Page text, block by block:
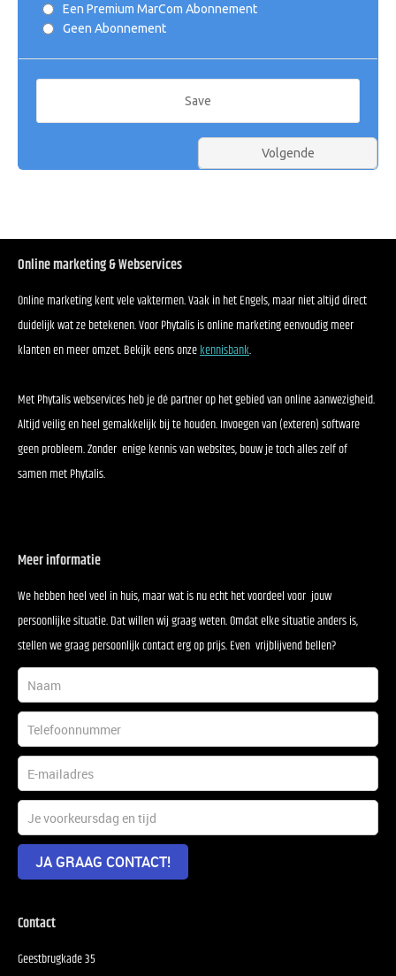
Online marketing & Webservices
Online marketing kent vele vaktermen. Vaak in het Engels, maar niet altijd direct
duidelijk wat ze betekenen. Voor Phytalis is online marketing eenvoudig meer
klanten en meer omzet. Bekijk eens onzekennisbank.
Met Phytalis webservices heb je dé partner op het gebied van online aanwezigheid.
Altijd veilig en heel gemakkelijk bij te houden. Invoegen van (exteren) software
geen probleem. Zonder enige kennis van websites, bouw je toch alles zelf of
samen met Phytalis.
Meer informatie
We hebben heel veel in huis, maar wat is nu echt het voordeel voor jouw
persoonlijke situatie. Dat willen wij graag weten. Omdat elke situatie anders is,
stellen we graag persoonlijk contact erg op prijs. Even vrijblijvend bellen?
JA GRAAG CONTACT!
Contact
Geestbrugkade 35